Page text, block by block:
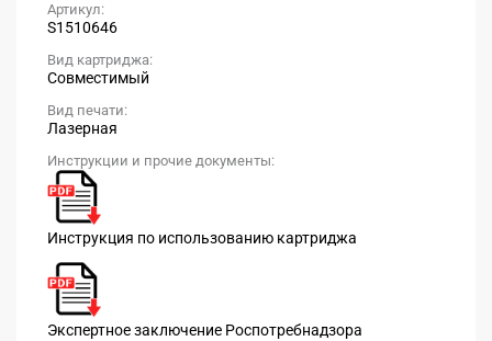
Артикул:
S1510646
Вид картриджа:
Совместимый
Вид печати:
Лазерная
Инструкции и прочие документы:
Инструкция по использованию картриджа
Экспертное заключение Роспотребнадзора